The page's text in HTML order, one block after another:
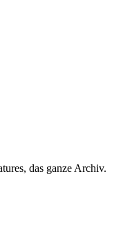
das ganze Archiv.